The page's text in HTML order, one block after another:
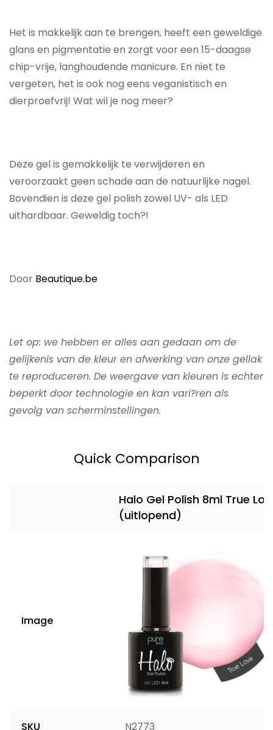
Het is makkelijk aan te brengen, heeft een geweldige
glans en pigmentatie en zorgt voor een 15-daagse
chip-vrije, langhoudende manicure. En niet te
vergeten, het is ook nog eens veganistisch en
dierproefvrij! Wat wil je nog meer?
Deze gel is gemakkelijk te verwijderen en
veroorzaakt geen schade aan de natuurlijke nagel.
Bovendien is deze gel polish zowel UV- als LED
uithardbaar. Geweldig toch?!
Door Beautique.be
Let op: we hebben er alles aan gedaan om de
gelijkenis van de kleur en afwerking van onze gellak
te reproduceren. De weergave van kleuren is echter
beperkt door technologie en kan vari?ren als
gevolg van scherminstellingen.
Quick Comparison
Halo Gel Polish 8ml True
(uitlopend)
Image
SKU N2773